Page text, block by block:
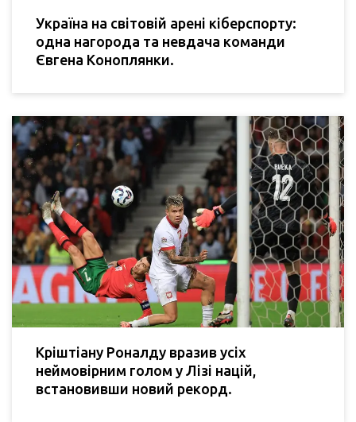
Україна на світовій арені кіберспорту:
одна нагорода та невдача команди
Євгена Коноплянки.
Кріштіану Роналду вразив усіх
неймовірним голом у Лізі націй,
встановивши новий рекорд.